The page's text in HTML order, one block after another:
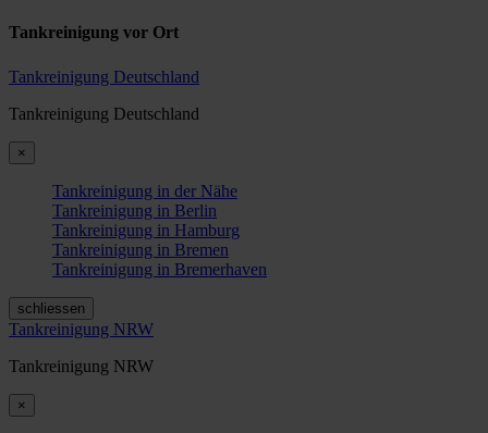
Tankreinigung vor Ort
Tankreinigung Deutschland
Tankreinigung Deutschland
×
Tankreinigung in der Nähe
Tankreinigung in Berlin
Tankreinigung in Hamburg
Tankreinigung in Bremen
Tankreinigung in Bremerhaven
schliessen
Tankreinigung NRW
Tankreinigung NRW
×